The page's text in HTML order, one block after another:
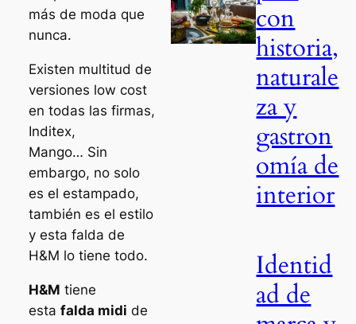
más de moda que
nunca.
Existen multitud de
versiones low cost
en todas las firmas,
Inditex,
Mango… Sin
embargo, no solo
es el estampado,
también es el estilo
y esta falda de
H&M lo tiene todo.
H&M tiene
esta falda midi de
con
historia,
naturale
za y
gastron
omía de
interior
Identid
ad de